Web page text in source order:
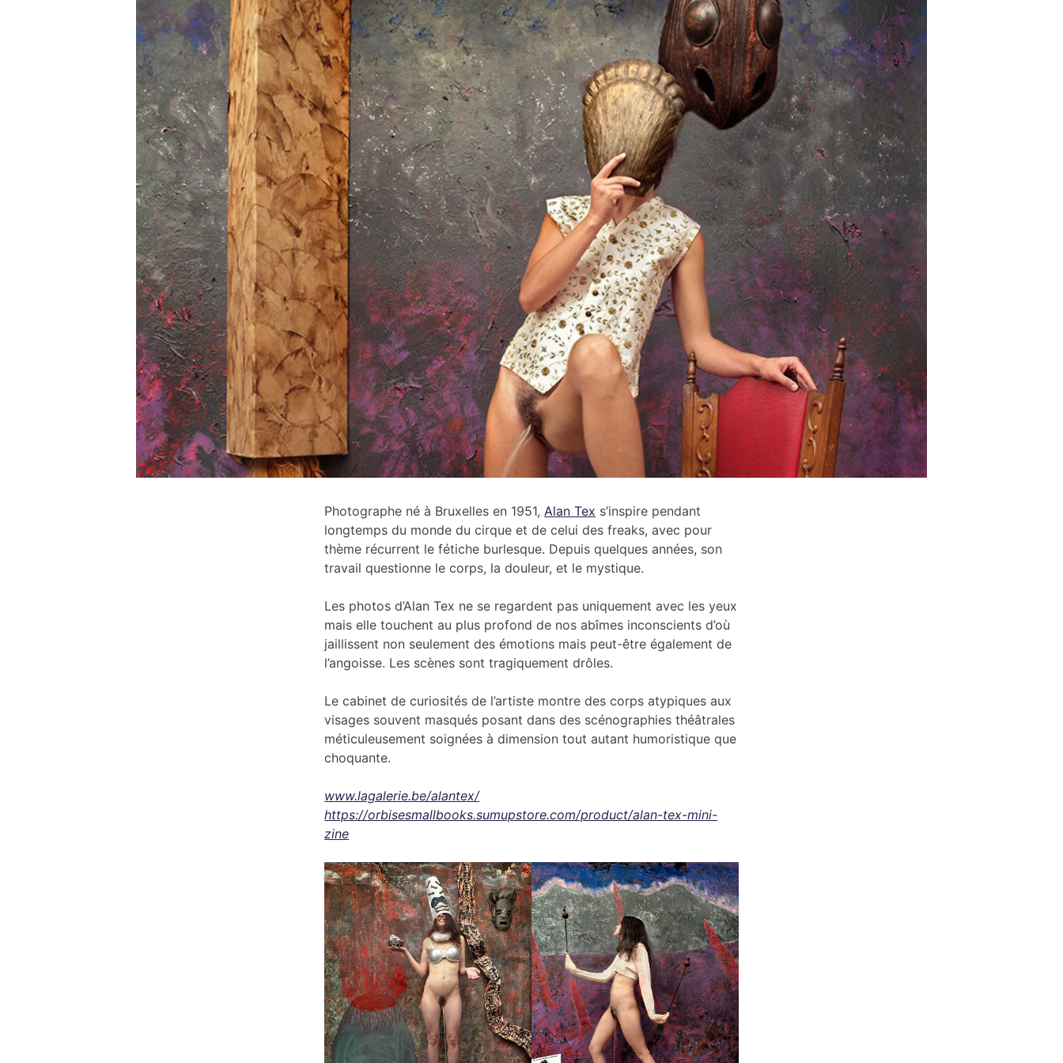
Photographe né à Bruxelles en 1951,Alan Tex s’inspire pendant
longtemps du monde du cirque et de celui des freaks, avec pour
thème récurrent le fétiche burlesque. Depuis quelques années, son
travail questionne le corps, la douleur, et le mystique.
Les photos d’Alan Tex ne se regardent pas uniquement avec les yeux
mais elle touchent au plus profond de nos abîmes inconscients d’où
jaillissent non seulement des émotions mais peut-être également de
l’angoisse. Les scènes sont tragiquement drôles.
Le cabinet de curiosités de l’artiste montre des corps atypiques aux
visages souvent masqués posant dans des scénographies théâtrales
méticuleusement soignées à dimension tout autant humoristique que
choquante.
www.lagalerie.be/alantex/
https://orbisesmallbooks.sumupstore.com/product/alan-tex-mini-
zine